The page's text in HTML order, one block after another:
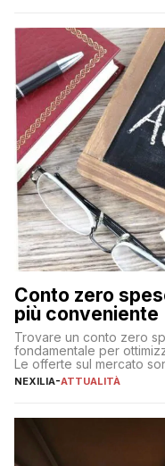
Conto zero
più conveniente
Trovare un conto zero
fondamentale per
Le offerte sul mercato
individuare quella più
sul […]
NEXILIA-ATTUALITÀ